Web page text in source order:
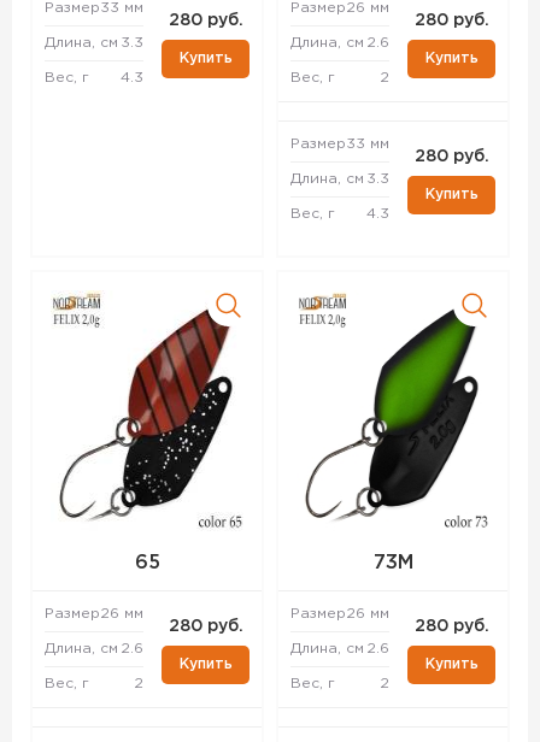
Размер33 мм
Длина, см 3.3
Вес, г 4.3
280 руб.
Купить
Размер26 мм
Длина, см 2.6
Вес, г 2
280 руб.
Купить
Размер33 мм
Длина, см 3.3
Вес, г 4.3
280 руб.
Купить
65
Размер26 мм
Длина, см 2.6
Вес, г 2
280 руб.
Купить
73M
Размер26 мм
Длина, см 2.6
Вес, г 2
280 руб.
Купить